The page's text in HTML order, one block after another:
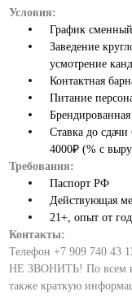
Условия:
График
Заведение
усмотрение
Контактная
Питание
Ставка до
4000₽ (% с
Требования:
Паспорт РФ
Действующая
21+, опыт от
Контакты:
Телефон +7 909 740 43
НЕ ЗВОНИТЬ! По всем
также краткую